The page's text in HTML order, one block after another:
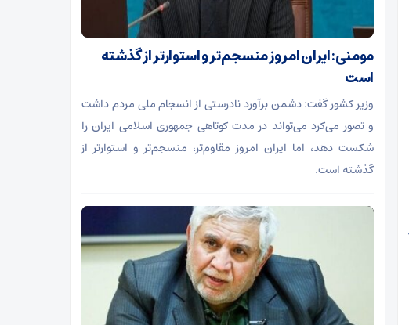
مومنی: ایران امروز منسجم‌تر و استوارتر از گذشته
است
وزیر کشور گفت: دشمن برآورد نادرستی از انسجام ملی مردم داشت
و تصور می‌کرد می‌تواند در مدت کوتاهی جمهوری اسلامی ایران را
شکست دهد، اما ایران امروز مقاوم‌تر، منسجم‌تر و استوارتر از
گذشته است.